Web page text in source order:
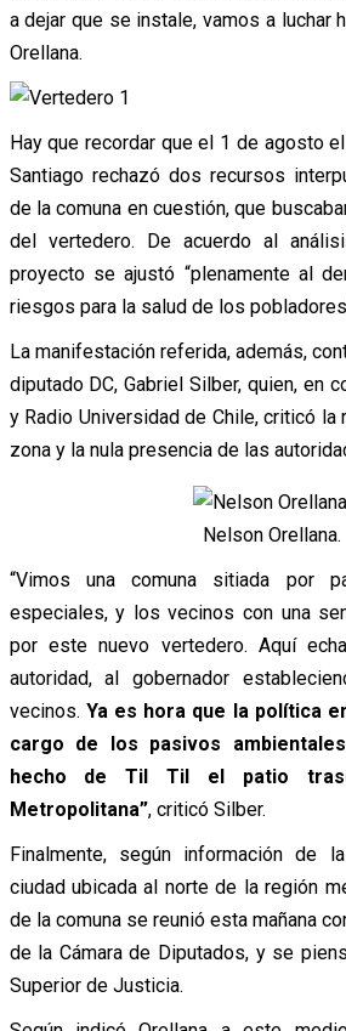
a dejar que se instale, vamos a luchar
Orellana.
Hay que recordar que el 1 de agosto
Santiago rechazó dos recursos
de la comuna en cuestión, que
del vertedero. De acuerdo al
proyecto se ajustó “plenamente al
riesgos para la salud de los
La manifestación referida, además,
diputado DC, Gabriel Silber, quien, en
y Radio Universidad de Chile, criticó
zona y la nula presencia de las
Nelson Orellana.
“Vimos una comuna sitiada por
especiales, y los vecinos con una
por este nuevo vertedero. Aquí
autoridad, al gobernador
vecinos. Ya es hora que la política
cargo de los pasivos
hecho de Til Til el patio
Metropolitana”, criticó Silber.
Finalmente, según información de
ciudad ubicada al norte de la región
de la comuna se reunió esta mañana
de la Cámara de Diputados, y se
Superior de Justicia.